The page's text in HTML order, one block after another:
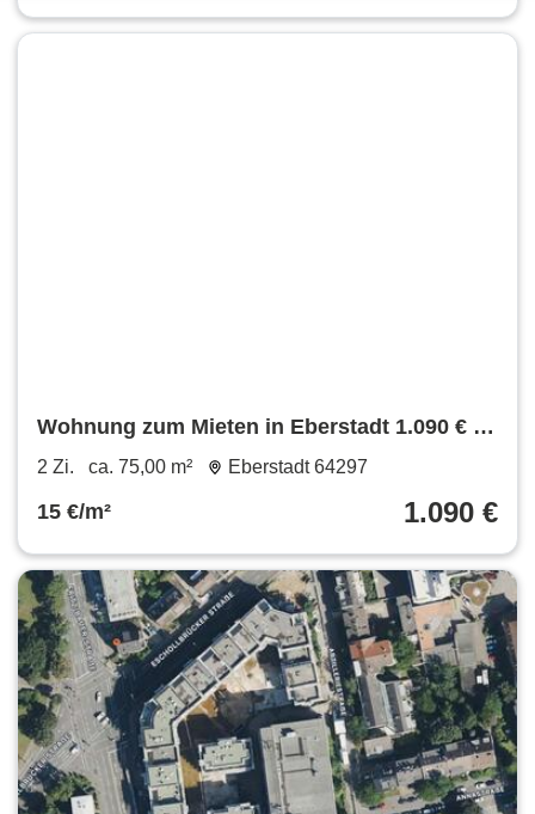
Wohnung zum Mieten in Eberstadt 1.090 € 75
m²
2 Zi. ca. 75,00 m² Eberstadt 64297
15 €/m² 1.090 €